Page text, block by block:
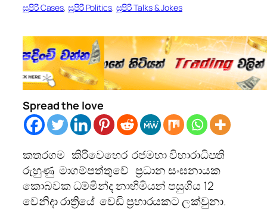
සුපිරි Cases, සුපිරි Politics, සුපිරි Talks & Jokes
Spread the love
කතරගම කිරිවෙහෙර රජමහා විහාරාධිපති
රුහුණු මාගම්පත්තුවේ ප්‍රධාන සංඝනායක
කොබවක ධම්මින්ද නාහිමියන් පසුගිය 12
වෙනිදා රාත්‍රියේ වෙඩි ප්‍රහාරයකට ලක්වුනා.